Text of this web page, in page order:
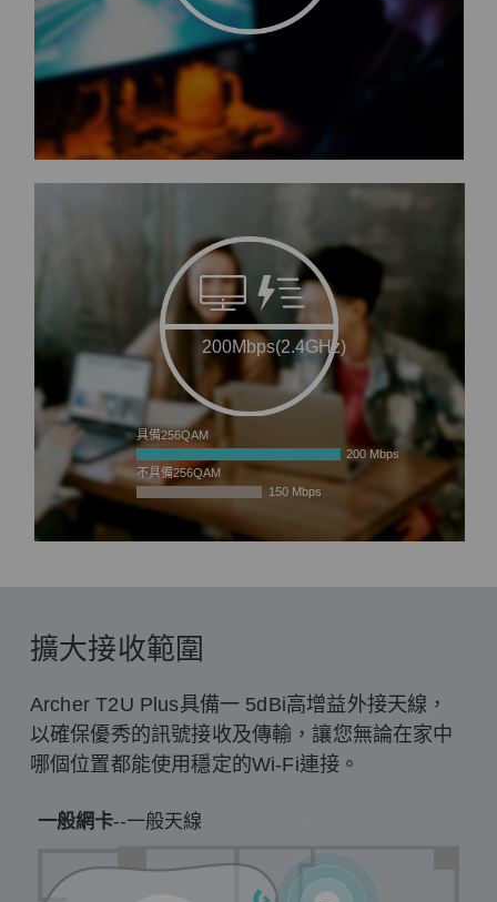
200Mbps(2.4GHz)
具備256QAM
200 Mbps
不具備256QAM
150 Mbps
擴大接收範圍
Archer T2U Plus具備一 5dBi高增益外接天線，
以確保優秀的訊號接收及傳輸，讓您無論在家中
哪個位置都能使用穩定的Wi-Fi連接。
一般網卡--一般天線